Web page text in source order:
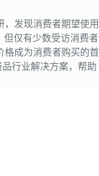
，发现消费者期望使用
但仅有少数受访消费者
格成为消费者购买的首
行业解决方案，帮助